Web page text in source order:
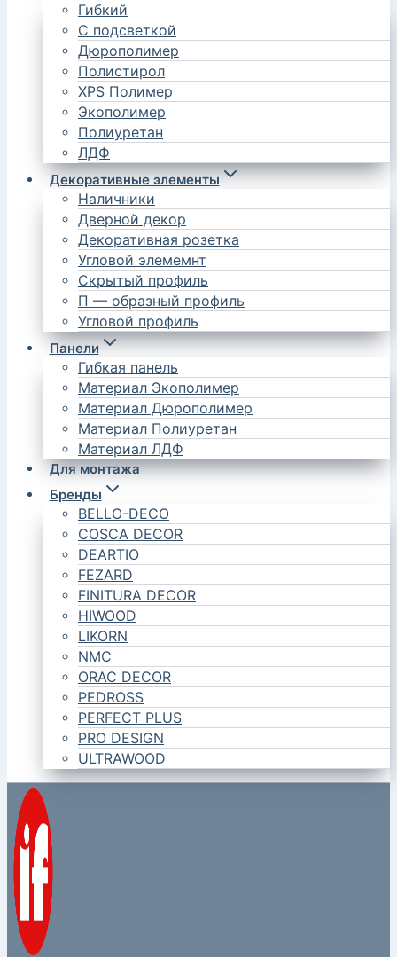
Гибкий
С подсветкой
Дюрополимер
Полистирол
XPS Полимер
Экополимер
Полиуретан
ЛДФ
Декоративные элементы
Наличники
Дверной декор
Декоративная розетка
Угловой элемемнт
Скрытый профиль
П — образный профиль
Угловой профиль
Панели
Гибкая панель
Материал Экополимер
Материал Дюрополимер
Материал Полиуретан
Материал ЛДФ
Для монтажа
Бренды
BELLO-DECO
COSCA DECOR
DEARTIO
FEZARD
FINITURA DECOR
HIWOOD
LIKORN
NMC
ORAC DECOR
PEDROSS
PERFECT PLUS
PRO DESIGN
ULTRAWOOD